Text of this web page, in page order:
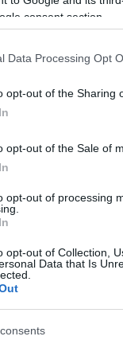
consent section.
Data Processing Opt
opt-out of the Sharing
opt-out of the Sale of
opt-out of processing
opt-out of Collection,
Data that Is
és nagyon finom